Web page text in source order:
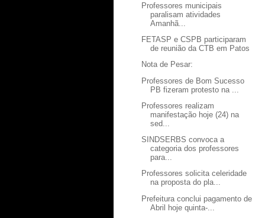
Professores municipais
paralisam atividades
Amanhã...
FETASP e CSPB participaram
de reunião da CTB em Patos
Nota de Pesar:
Professores de Bom Sucesso
PB fizeram protesto na ...
Professores realizam
manifestação hoje (24) na
sed...
SINDSERBS convoca a
categoria dos professores
para...
Professores solicita celeridade
na proposta do pla...
Prefeitura conclui pagamento de
Abril hoje quinta-...